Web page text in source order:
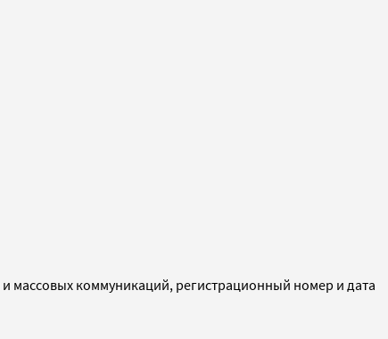
массовых коммуникаций, регистрационный номер и дата